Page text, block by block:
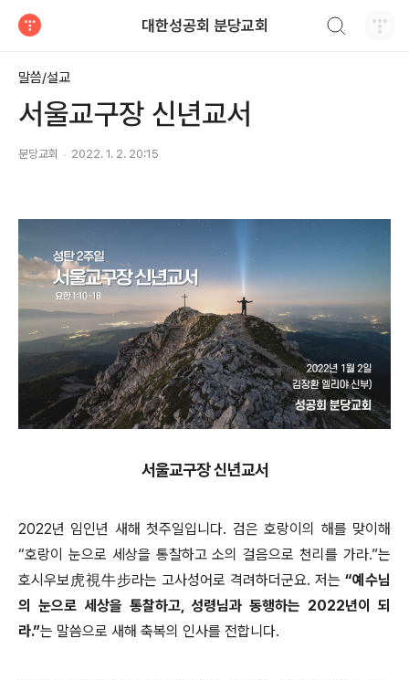
대한성공회 분당교회
말씀/설교
서울교구장 신년교서
분당교회 2022. 1. 2. 20:15
서울교구장 신년교서
2022년 임인년 새해 첫주일입니다. 검은 호랑이의 해를 맞이해
“호랑이 눈으로 세상을 통찰하고 소의 걸음으로 천리를 가라.”는
호시우보虎視牛步라는 고사성어로 격려하더군요. 저는 “예수님
의 눈으로 세상을 통찰하고, 성령님과 동행하는 2022년이 되
라.”는 말씀으로 새해 축복의 인사를 전합니다.